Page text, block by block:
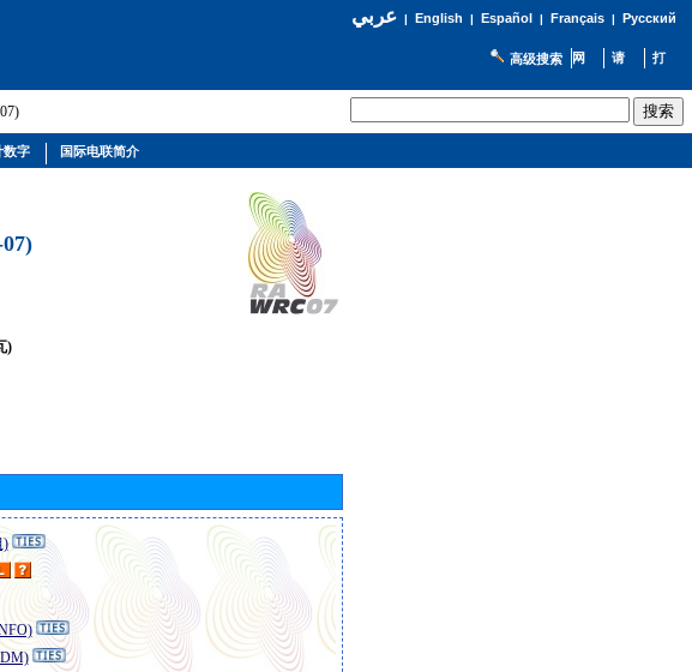
عربي| English | Español | Français| Русский
高级搜索
)
)
数字 国际电联简介